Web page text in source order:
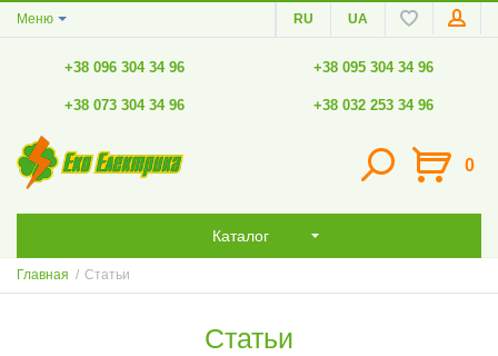
Меню RU UA
+38 096 304 34 96 +38 095 304 34 96
+38 073 304 34 96 +38 032 253 34 96
0
Каталог
Главная / Статьи
Статьи